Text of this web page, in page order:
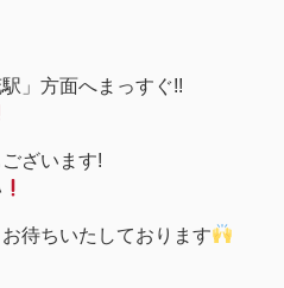
」方面へまっすぐ!!
ざいます!
待ちいたしております